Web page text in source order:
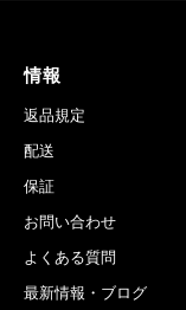
情報
返品規定
配送
保証
お問い合わせ
よくある質問
最新情報・ブログ